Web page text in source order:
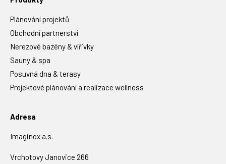
Plánování projektů
Obchodní partnerství
Nerezové bazény & vířivky
Sauny & spa
Posuvná dna & terasy
Projektové plánování a realizace wellness
Adresa
Imaginox a.s.
Vrchotovy Janovice 266